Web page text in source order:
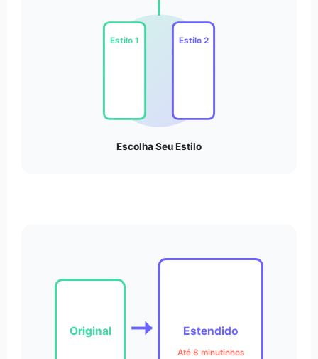
Estilo 1 Estilo 2
Escolha Seu Estilo
Original Estendido
Até 8 minutinhos